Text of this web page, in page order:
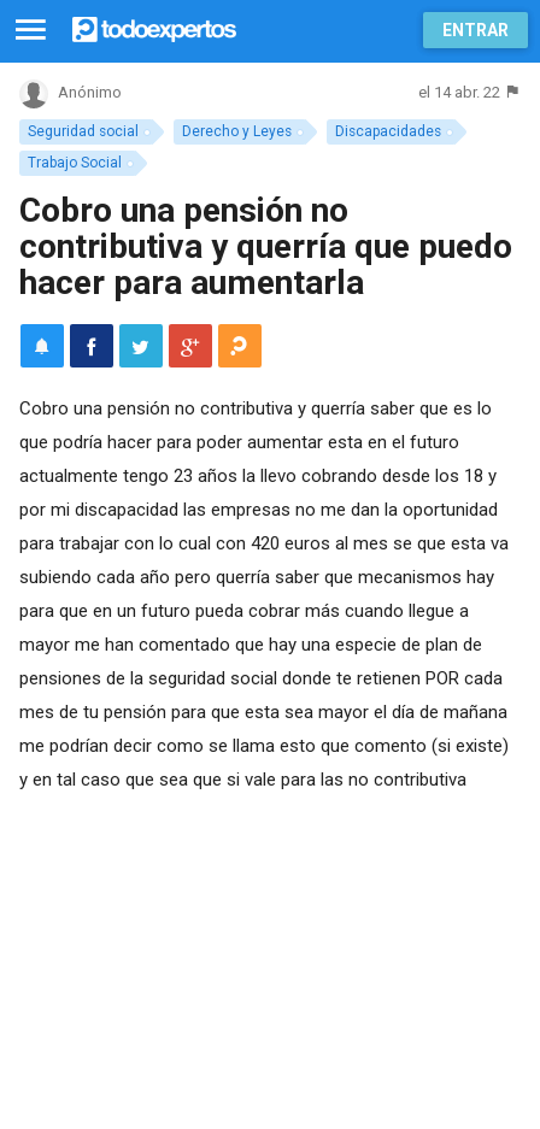
ENTRAR
Seguridad social Derecho y Leyes
Discapacidades
Trabajo Social
Anónimo el 14 abr. 22
Cobro una pensión no
contributiva y querría que puedo
hacer para aumentarla
Cobro una pensión no contributiva y querría saber que es lo
que podría hacer para poder aumentar esta en el futuro
actualmente tengo 23 años la llevo cobrando desde los 18 y
por mi discapacidad las empresas no me dan la oportunidad
para trabajar con lo cual con 420 euros al mes se que esta va
subiendo cada año pero querría saber que mecanismos hay
para que en un futuro pueda cobrar más cuando llegue a
mayor me han comentado que hay una especie de plan de
pensiones de la seguridad social donde te retienen POR cada
mes de tu pensión para que esta sea mayor el día de mañana
me podrían decir como se llama esto que comento (si existe)
y en tal caso que sea que si vale para las no contributiva